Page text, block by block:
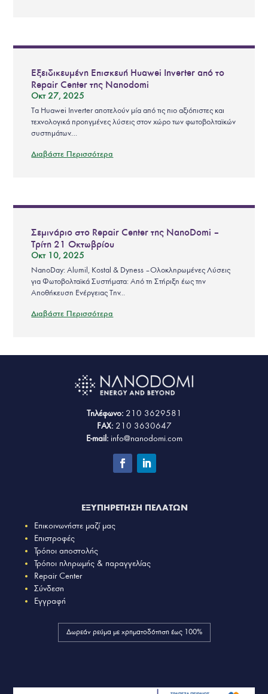
Εξειδικευμένη Επισκευή Huawei Inverter από το
Repair Center της Nanodomi
Οκτ 27, 2025
Τα Huawei Inverter αποτελούν μία από τις πιο αξιόπιστες και
τεχνολογικά προηγμένες λύσεις στον χώρο των φωτοβολταϊκών
συστημάτων....
Διαβάστε Περισσότερα
Σεμινάριο στο Repair Center της NanoDomi –
Τρίτη 21 Οκτωβρίου
Οκτ 10, 2025
NanoDay: Alumil, Kostal & Dyness – Ολοκληρωμένες Λύσεις
για Φωτοβολταϊκά Συστήματα: Από τη Στήριξη έως την
Αποθήκευση Ενέργειας Την...
Διαβάστε Περισσότερα
Τηλέφωνο: 210 3629581
FAX: 210 3630647
E-mail: info@nanodomi.com
ΕΞΥΠΗΡΕΤΗΣΗ ΠΕΛΑΤΩΝ
Επικοινωνήστε μαζί μας
Επιστροφές
Τρόποι αποστολής
Τρόποι πληρωμής & παραγγελίας
Repair Center
Σύνδεση
Εγγραφή
Δωρεάν ρεύμα με χρηματοδότηση έως 100%